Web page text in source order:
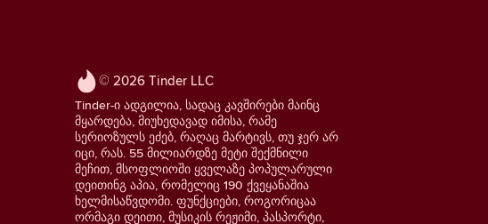
© 2026 Tinder LLC
Tinder-ი ადგილია, სადაც კავშირები მაინც
მყარდება, მიუხედავად იმისა, რამე
სერიოზულს ეძებ, რაღაც მარტივს, თუ ჯერ არ
იცი, რას. 55 მილიარდზე მეტი შექმნილი
მეჩით, მსოფლიოში ყველაზე პოპულარული
დეითინგ აპია, რომელიც 190 ქვეყანაშია
ხელმისაწვდომი. ფუნქციები, როგორიცაა
ორმაგი დეითი, მუსიკის რეჟიმი, პასპორტი,